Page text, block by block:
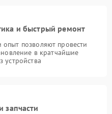
и быстрый ремонт
позволяют провести
в кратчайшие
устройства
запчасти